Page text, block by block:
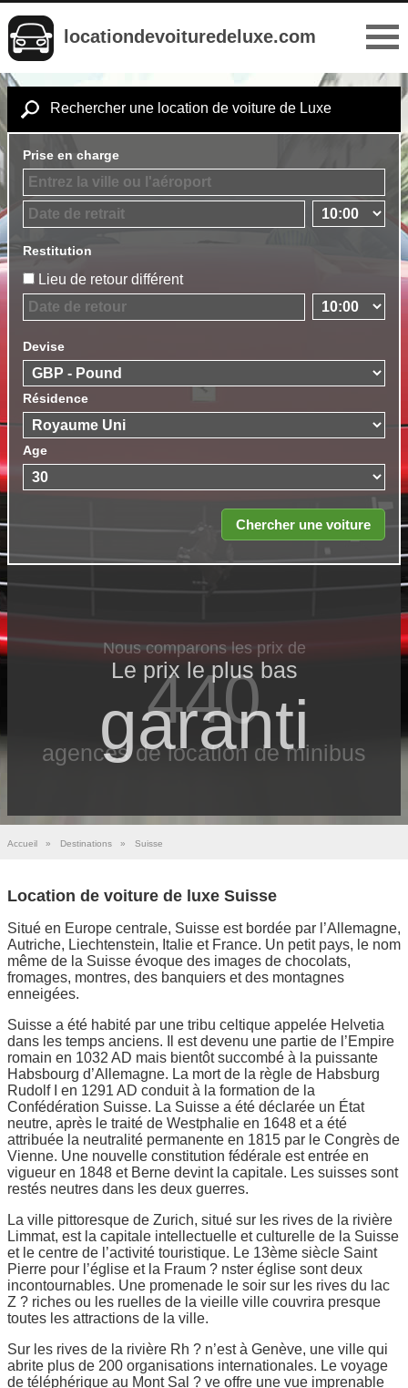
locationdevoituredeluxe.com
Rechercher une location de voiture de Luxe
Prise en charge
Restitution
Lieu de retour différent
Devise
Résidence
Age
Nous comparons les prix de
440
agences de location de minibus
Le prix le​ plus bas
garanti
Accueil » Destinations » Suisse
Location de voiture de luxe Suisse
Situé en Europe centrale, Suisse est bordée par l’Allemagne,
Autriche, Liechtenstein, Italie et France. Un petit pays, le nom
même de la Suisse évoque des images de chocolats,
fromages, montres, des banquiers et des montagnes
enneigées.
Suisse a été habité par une tribu celtique appelée Helvetia
dans les temps anciens. Il est devenu une partie de l’Empire
romain en 1032 AD mais bientôt succombé à la puissante
Habsbourg d’Allemagne. La mort de la règle de Habsburg
Rudolf I en 1291 AD conduit à la formation de la
Confédération Suisse. La Suisse a été déclarée un État
neutre, après le traité de Westphalie en 1648 et a été
attribuée la neutralité permanente en 1815 par le Congrès de
Vienne. Une nouvelle constitution fédérale est entrée en
vigueur en 1848 et Berne devint la capitale. Les suisses sont
restés neutres dans les deux guerres.
La ville pittoresque de Zurich, situé sur les rives de la rivière
Limmat, est la capitale intellectuelle et culturelle de la Suisse
et le centre de l’activité touristique. Le 13ème siècle Saint
Pierre pour l’église et la Fraum ? nster église sont deux
incontournables. Une promenade le soir sur les rives du lac
Z ? riches ou les ruelles de la vieille ville couvrira presque
toutes les attractions de la ville.
Sur les rives de la rivière Rh ? n’est à Genève, une ville qui
abrite plus de 200 organisations internationales. Le voyage
de téléphérique au Mont Sal ? ve offre une vue imprenable